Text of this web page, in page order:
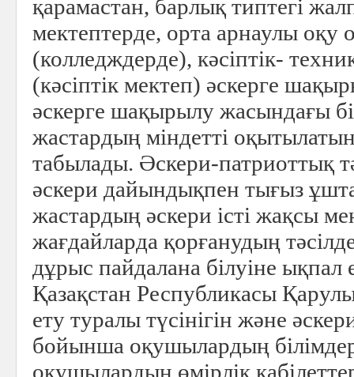
қарамастан, барлық типтегі
мектептерде, орта арнаулы оқу
(колледждерде), кәсіптік-
(кәсіптік мектеп) әскерге
әскерге шақырылу жасындағы
жастардың міндетті
табылады. Әскери-патриоттық
әскери дайындықпен тығыз
жастардың әскери iстi жақсы
жағдайларда қорғанудың
дұрыс пайдалана бiлуiне ықпал
Қазақстан Республикасы
ету туралы түсінігін және
бойынша оқушылардың
оқушылардың өмірлік